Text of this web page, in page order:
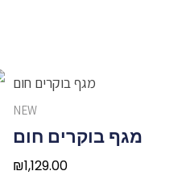
NEW
מגף בוקרים חום
₪1,129.00